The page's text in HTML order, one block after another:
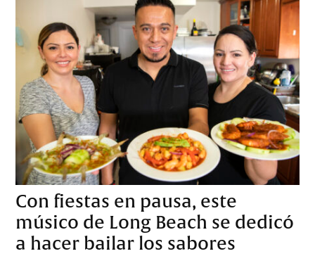
Con fiestas en pausa, este
músico de Long Beach se dedicó
a hacer bailar los sabores